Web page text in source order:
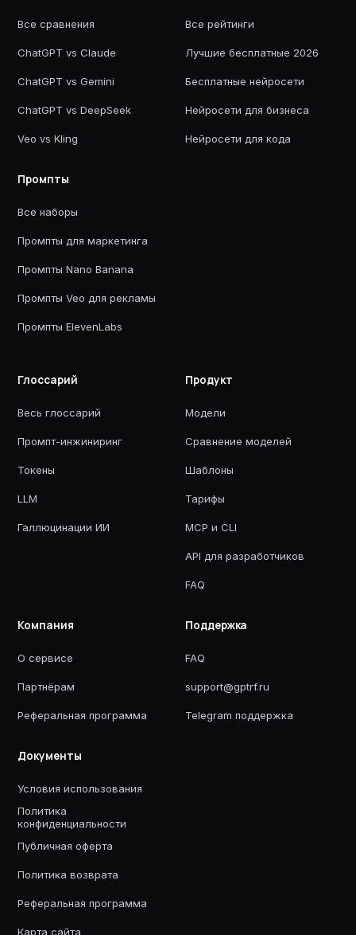
Все сравнения
ChatGPT vs Claude
ChatGPT vs Gemini
ChatGPT vs DeepSeek
Veo vs Kling
Все рейтинги
Лучшие бесплатные 2026
Бесплатные нейросети
Нейросети для бизнеса
Нейросети для кода
Промпты
Все наборы
Промпты для маркетинга
Промпты Nano Banana
Промпты Veo для рекламы
Промпты ElevenLabs
Глоссарий
Весь глоссарий
Промпт-инжиниринг
Токены
LLM
Галлюцинации ИИ
Продукт
Модели
Сравнение моделей
Шаблоны
Тарифы
MCP и CLI
API для разработчиков
FAQ
Компания
О сервисе
Партнёрам
Реферальная программа
Поддержка
FAQ
support@gptrf.ru
Telegram поддержка
Документы
Условия использования
Политика
конфиденциальности
Публичная оферта
Политика возврата
Реферальная программа
Карта сайта